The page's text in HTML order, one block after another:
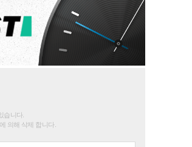
습니다.
의해 삭제 합니다.